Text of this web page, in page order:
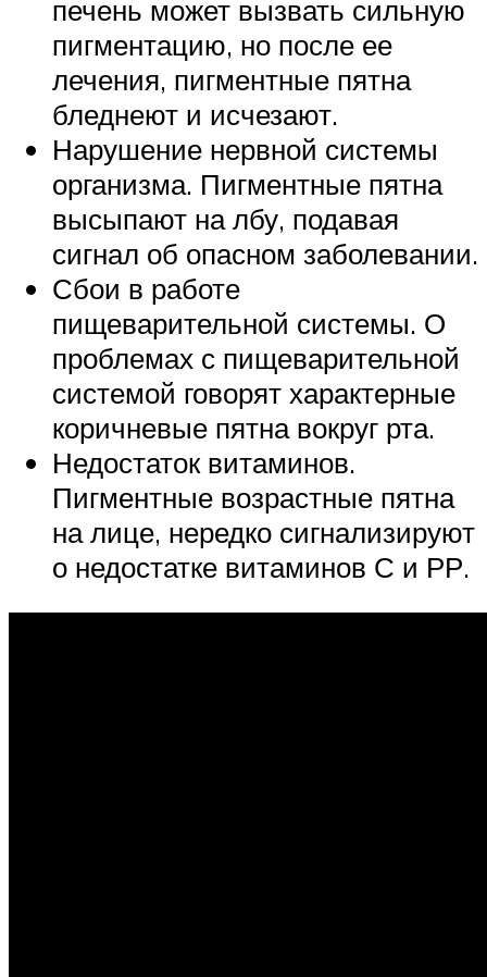
печень может вызвать сильную
пигментацию, но после ее
лечения, пигментные пятна
бледнеют и исчезают.
Нарушение нервной системы
организма. Пигментные пятна
высыпают на лбу, подавая
сигнал об опасном заболевании.
Сбои в работе
пищеварительной системы. О
проблемах с пищеварительной
системой говорят характерные
коричневые пятна вокруг рта.
Недостаток витаминов.
Пигментные возрастные пятна
на лице, нередко сигнализируют
о недостатке витаминов С и РР.